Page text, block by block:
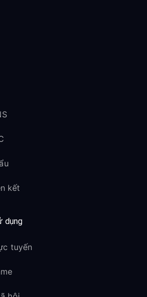
kết
dụng
tuyến